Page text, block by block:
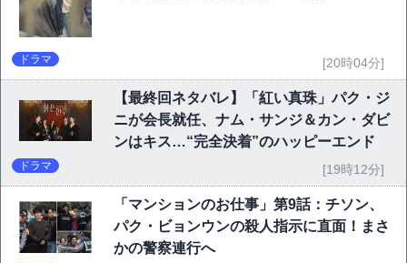
ドラマ [20時04分]
【最終回ネタバレ】「紅い真珠」パク・ジ
ニが会長就任、ナム・サンジ＆カン・ダビ
ンはキス…“完全決着”のハッピーエンド
ドラマ [19時12分]
「マンションのお仕事」第9話：チソン、
パク・ビョンウンの殺人指示に直面！まさ
かの警察連行へ